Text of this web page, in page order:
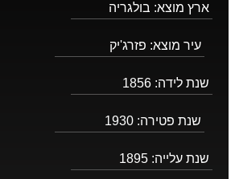
ארץ מוצא: בולגריה
עיר מוצא: פזרג'יק
שנת לידה: 1856
שנת פטירה: 1930
שנת עלייה: 1895